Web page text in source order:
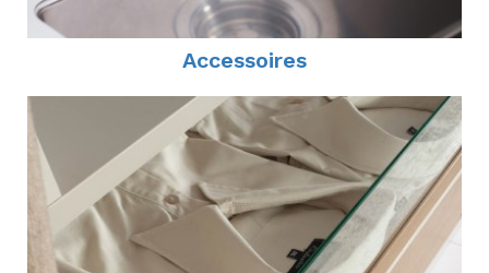
Accessoires